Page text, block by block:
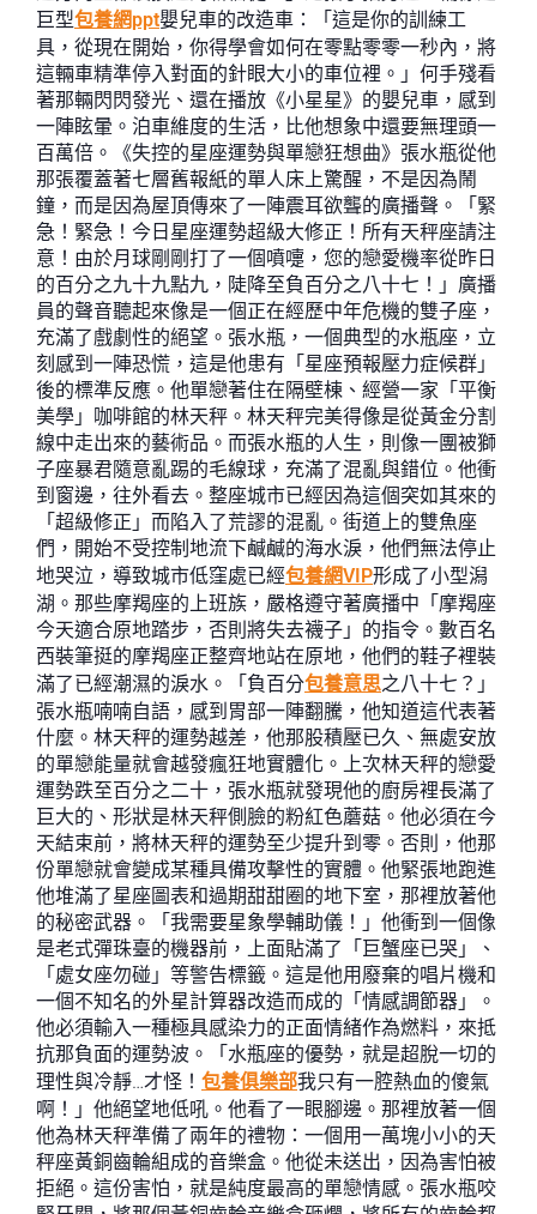
巨型包養網ppt嬰兒車的改造車：「這是你的訓練工
具，從現在開始，你得學會如何在零點零零一秒內，將
這輛車精準停入對面的針眼大小的車位裡。」何手殘看
著那輛閃閃發光、還在播放《小星星》的嬰兒車，感到
一陣眩暈。泊車維度的生活，比他想象中還要無理頭一
百萬倍。《失控的星座運勢與單戀狂想曲》張水瓶從他
那張覆蓋著七層舊報紙的單人床上驚醒，不是因為鬧
鐘，而是因為屋頂傳來了一陣震耳欲聾的廣播聲。「緊
急！緊急！今日星座運勢超級大修正！所有天秤座請注
意！由於月球剛剛打了一個噴嚏，您的戀愛機率從昨日
的百分之九十九點九，陡降至負百分之八十七！」廣播
員的聲音聽起來像是一個正在經歷中年危機的雙子座，
充滿了戲劇性的絕望。張水瓶，一個典型的水瓶座，立
刻感到一陣恐慌，這是他患有「星座預報壓力症候群」
後的標準反應。他單戀著住在隔壁棟、經營一家「平衡
美學」咖啡館的林天秤。林天秤完美得像是從黃金分割
線中走出來的藝術品。而張水瓶的人生，則像一團被獅
子座暴君隨意亂踢的毛線球，充滿了混亂與錯位。他衝
到窗邊，往外看去。整座城市已經因為這個突如其來的
「超級修正」而陷入了荒謬的混亂。街道上的雙魚座
們，開始不受控制地流下鹹鹹的海水淚，他們無法停止
地哭泣，導致城市低窪處已經包養網VIP形成了小型潟
湖。那些摩羯座的上班族，嚴格遵守著廣播中「摩羯座
今天適合原地踏步，否則將失去襪子」的指令。數百名
西裝筆挺的摩羯座正整齊地站在原地，他們的鞋子裡裝
滿了已經潮濕的淚水。「負百分包養意思之八十七？」
張水瓶喃喃自語，感到胃部一陣翻騰，他知道這代表著
什麼。林天秤的運勢越差，他那股積壓已久、無處安放
的單戀能量就會越發瘋狂地實體化。上次林天秤的戀愛
運勢跌至百分之二十，張水瓶就發現他的廚房裡長滿了
巨大的、形狀是林天秤側臉的粉紅色蘑菇。他必須在今
天結束前，將林天秤的運勢至少提升到零。否則，他那
份單戀就會變成某種具備攻擊性的實體。他緊張地跑進
他堆滿了星座圖表和過期甜甜圈的地下室，那裡放著他
的秘密武器。「我需要星象學輔助儀！」他衝到一個像
是老式彈珠臺的機器前，上面貼滿了「巨蟹座已哭」、
「處女座勿碰」等警告標籤。這是他用廢棄的唱片機和
一個不知名的外星計算器改造而成的「情感調節器」。
他必須輸入一種極具感染力的正面情緒作為燃料，來抵
抗那負面的運勢波。「水瓶座的優勢，就是超脫一切的
理性與冷靜…才怪！ 包養俱樂部我只有一腔熱血的傻氣
啊！」他絕望地低吼。他看了一眼腳邊。那裡放著一個
他為林天秤準備了兩年的禮物：一個用一萬塊小小的天
秤座黃銅齒輪組成的音樂盒。他從未送出，因為害怕被
拒絕。這份害怕，就是純度最高的單戀情感。張水瓶咬